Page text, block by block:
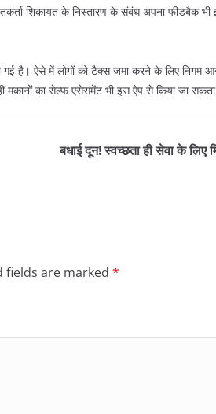
शिकायत के निस्तारण के संबंध अपना फीडबैक भी
है। ऐसे में लोगों को टैक्स जमा करने के लिए निगम
मकानों का सेल्फ एसेसमेंट भी इस ऐप से किया जा
बधाई दून! स्वच्छता ही सेवा के लिए
fields are marked *